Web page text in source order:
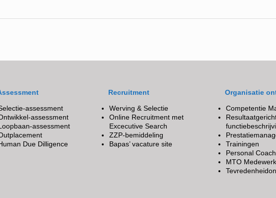
assessment
assessment
assessment
Due Dilligence
Recruitment
Werving & Selectie
Online Recruitment met
Excecutive Search
ZZP-bemiddeling
Bapas’ vacature site
Organisatie
Competentie
Trainingen
Personal
MTO